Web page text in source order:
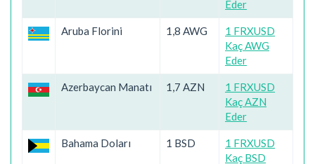
Eder
Aruba Florini 1,8 AWG
1 FRXUSD
Kaç AWG
Eder
Azerbaycan Manatı 1,7 AZN
1 FRXUSD
Kaç AZN
Eder
Bahama Doları 1 BSD
1 FRXUSD
Kaç BSD